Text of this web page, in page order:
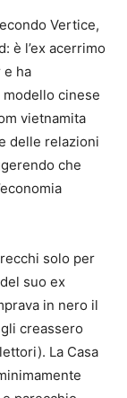
Vertice,
è l’ex acerrimo
e ha
modello cinese
vietnamita
delle relazioni
che
solo per
suo ex
in nero il
creassero
La Casa